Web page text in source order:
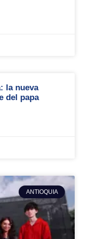
la nueva
del papa
ANTIOQUIA